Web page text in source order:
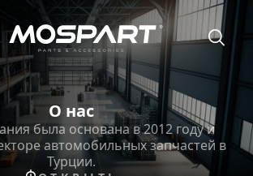
О нас
была основана в 2012 году и
автомобильных запчастей в
Турции.